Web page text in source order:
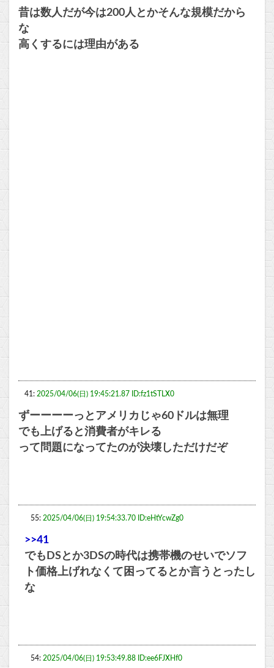
昔は数人だが今は200人とかそんな規模だから
な
高くするには理由がある
41: 2025/04/06(日) 19:45:21.87 ID:fz1tSTLX0
ずーーーーっとアメリカじゃ60ドルは無理
でも上げると消費者がキレる
って問題になってたのが決壊しただけだぞ
55: 2025/04/06(日) 19:54:33.70 ID:eHtYcwZg0
>>41
でもDSとか3DSの時代は携帯機のせいでソフ
ト価格上げれなくて困ってるとか言うとったし
な
54: 2025/04/06(日) 19:53:49.88 ID:ee6FJXHf0